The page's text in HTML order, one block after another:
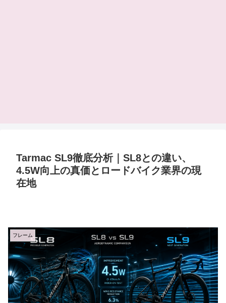
Tarmac SL9徹底分析｜SL8との違い、
4.5W向上の真価とロードバイク業界の現
在地
フレーム